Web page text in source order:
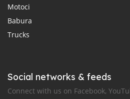
Motoci
Babura
Trucks
Social networks & feeds
Connect with us on Facebook,